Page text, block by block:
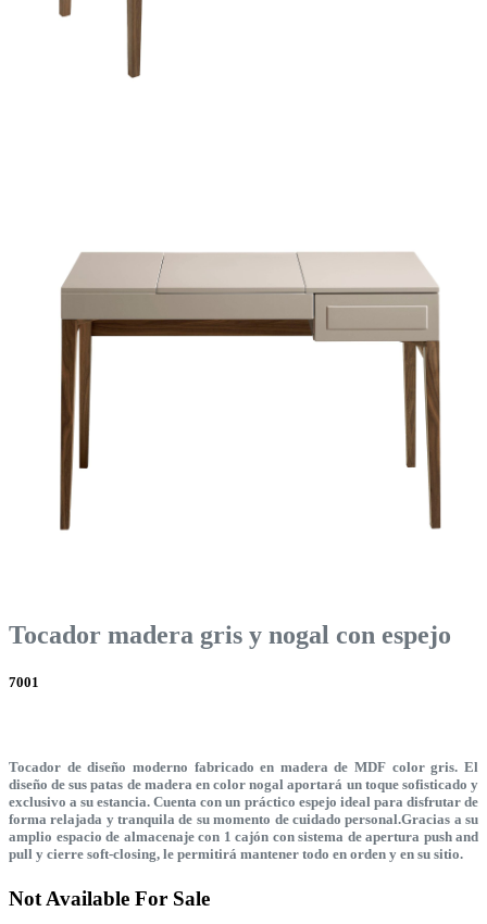
Tocador madera gris y nogal con espejo
7001
Tocador de diseño moderno fabricado en madera de MDF color gris. El
diseño de sus patas de madera en color nogal aportará un toque sofisticado y
exclusivo a su estancia. Cuenta con un práctico espejo ideal para disfrutar de
forma relajada y tranquila de su momento de cuidado personal.Gracias a su
amplio espacio de almacenaje con 1 cajón con sistema de apertura push and
pull y cierre soft-closing, le permitirá mantener todo en orden y en su sitio.
Not Available For Sale